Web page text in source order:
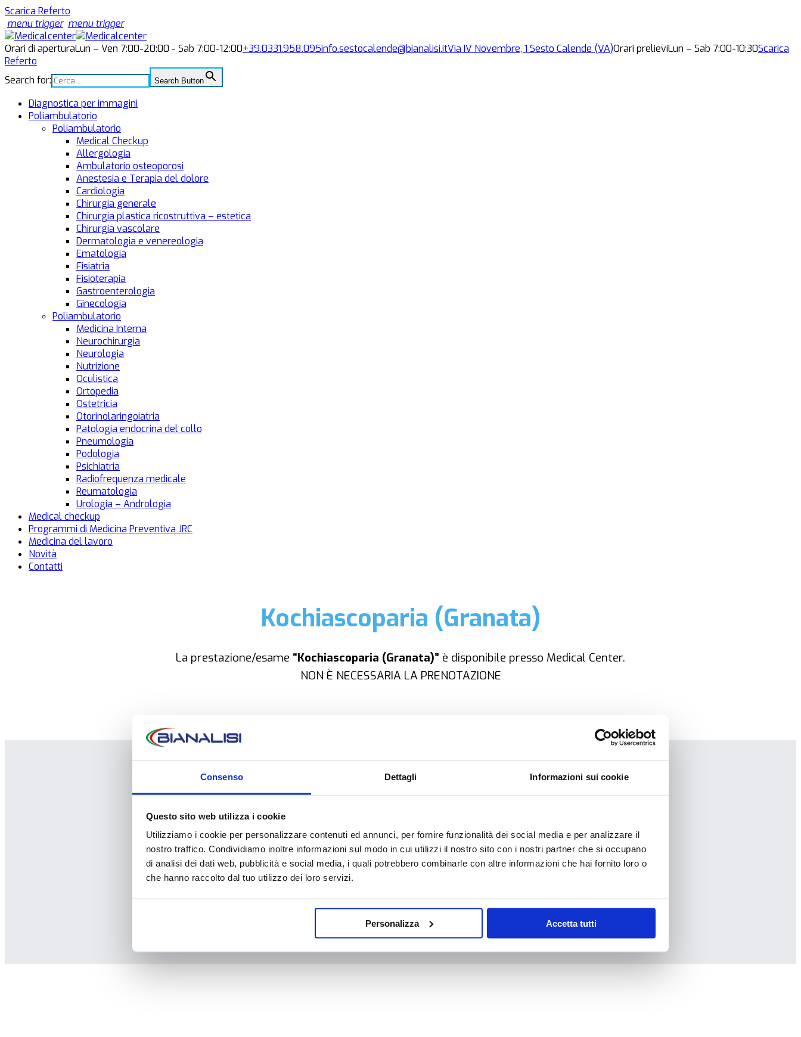
Consenso Dettagli Informazioni sui cookie
Questo sito web utilizza i cookie
Utilizziamo i cookie per personalizzare contenuti ed annunci, per fornire funzionalità dei social media e per analizzare il
nostro traffico. Condividiamo inoltre informazioni sul modo in cui utilizzi il nostro sito con i nostri partner che si occupano
di analisi dei dati web, pubblicità e social media, i quali potrebbero combinarle con altre informazioni che hai fornito loro o
che hanno raccolto dal tuo utilizzo dei loro servizi.
Personalizza Accetta tutti
Scarica Referto
menu trigger menu trigger
Orari di aperturaLun – Ven 7:00-20:00 - Sab 7:00-12:00+39.0331.958.095info.sestocalende@bianalisi.itVia IV Novembre, 1 Sesto Calende (VA)Orari prelieviLun – Sab 7:00-10:30Scarica
Referto
Search for:
Search Button
Diagnostica per immagini
Poliambulatorio
Poliambulatorio
Medical Checkup
Allergologia
Ambulatorio osteoporosi
Anestesia e Terapia del dolore
Cardiologia
Chirurgia generale
Chirurgia plastica ricostruttiva – estetica
Chirurgia vascolare
Dermatologia e venereologia
Ematologia
Fisiatria
Fisioterapia
Gastroenterologia
Ginecologia
Poliambulatorio
Medicina Interna
Neurochirurgia
Neurologia
Nutrizione
Oculistica
Ortopedia
Ostetricia
Otorinolaringoiatria
Patologia endocrina del collo
Pneumologia
Podologia
Psichiatria
Radiofrequenza medicale
Reumatologia
Urologia – Andrologia
Medical checkup
Programmi di Medicina Preventiva JRC
Medicina del lavoro
Novità
Contatti
Kochiascoparia (Granata)
La prestazione/esame “Kochiascoparia (Granata)” è disponibile presso Medical Center.
NON È NECESSARIA LA PRENOTAZIONE
WhatsApp
info@medicalcentersrl.it